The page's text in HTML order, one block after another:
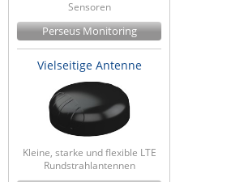
Sensoren
Perseus Monitoring
Vielseitige Antenne
Kleine, starke und flexible LTE
Rundstrahlantennen